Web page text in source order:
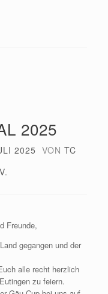
2025
2025 VON TC
Freunde,
gegangen und der
alle recht herzlich
zu feiern.